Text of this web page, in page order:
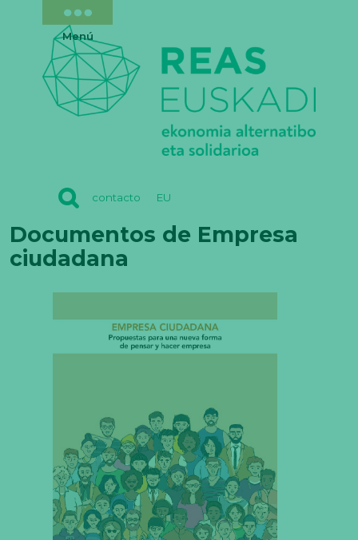
contacto EU
Menú
Documentos de Empresa
ciudadana